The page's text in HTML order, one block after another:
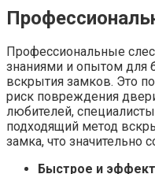
Профессиональные
знаниями и опытом для
вскрытия замков. Это
риск повреждения
любителей,
подходящий метод
замка, что значительно
Быстрое и